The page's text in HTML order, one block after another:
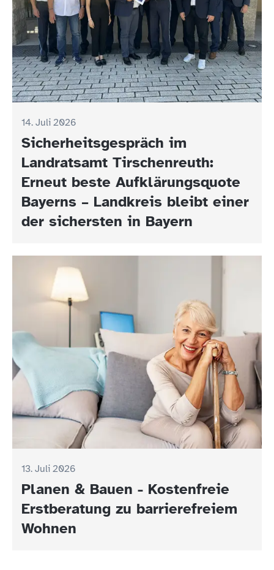
14. Juli 2026
Sicherheitsgespräch im
Landratsamt Tirschenreuth:
Erneut beste Aufklärungsquote
Bayerns – Landkreis bleibt einer
der sichersten in Bayern
13. Juli 2026
Planen & Bauen - Kostenfreie
Erstberatung zu barrierefreiem
Wohnen